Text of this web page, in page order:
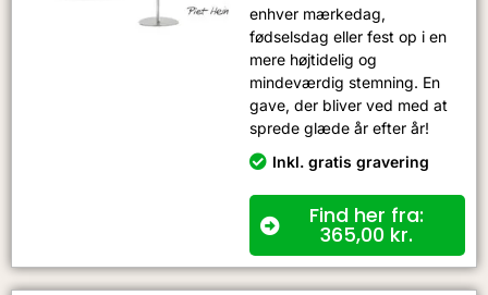
enhver mærkedag,
fødselsdag eller fest op i en
mere højtidelig og
mindeværdig stemning. En
gave, der bliver ved med at
sprede glæde år efter år!
Inkl. gratis gravering
Find her fra:
365,00 kr.